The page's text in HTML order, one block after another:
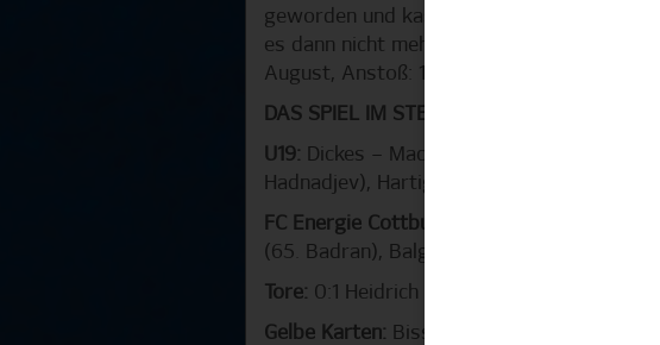
geworden und kassieren dann zu einem
es dann nicht mehr geschafft, eine
August, Anstoß: 18.30 Uhr) geht es in der
DAS SPIEL IM STENOGRAMM:
U19: Dickes – Machado (46. Hensel), Bissi
Hadnadjev), Hartig (72. Ade) – Ojo,
FC Energie Cottbus:
Prade – Zaydan (100.
(65. Badran), Balg (38. Schößler),
Tore: 0:1 Heidrich (15.), 1:1 Ojo (54.), 1:2
Gelbe Karten: Bissi Mouelle, Hensel,